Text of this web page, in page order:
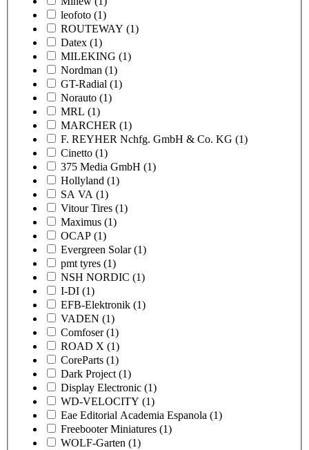
leofoto (1)
ROUTEWAY (1)
Datex (1)
MILEKING (1)
Nordman (1)
GT-Radial (1)
Norauto (1)
MRL (1)
MARCHER (1)
F. REYHER Nchfg. GmbH & Co. KG (1)
Cinetto (1)
375 Media GmbH (1)
Hollyland (1)
SA VA (1)
Vitour Tires (1)
Maximus (1)
OCAP (1)
Evergreen Solar (1)
pmt tyres (1)
NSH NORDIC (1)
I-DI (1)
EFB-Elektronik (1)
VADEN (1)
Comfoser (1)
ROAD X (1)
CoreParts (1)
Dark Project (1)
Display Electronic (1)
WD-VELOCITY (1)
Eae Editorial Academia Espanola (1)
Freebooter Miniatures (1)
WOLF-Garten (1)